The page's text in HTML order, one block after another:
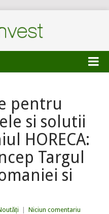
pentru
si solutii
HORECA:
Targul
si
Niciun comentariu